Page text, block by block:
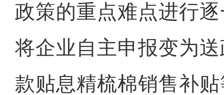
政策的重点难点进行
将企业自主申报变为
款贴息精梳棉销售补